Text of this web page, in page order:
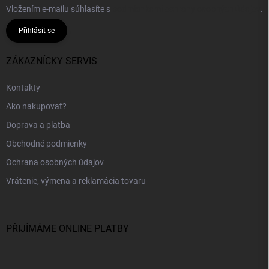
Vložením e-mailu súhlasíte s .
Přihlásit se
ZÁKAZNÍCKY SERVIS
Kontakty
Ako nakupovať?
Doprava a platba
Obchodné podmienky
Ochrana osobných údajov
Vrátenie, výmena a reklamácia tovaru
PŘIJÍMÁME ONLINE PLATBY